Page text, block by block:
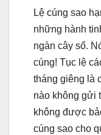
Lệ cúng sao
những hành
ngàn cây số.
cúng! Tục lệ
tháng giêng là
nào không gửi
không được
cúng sao cho